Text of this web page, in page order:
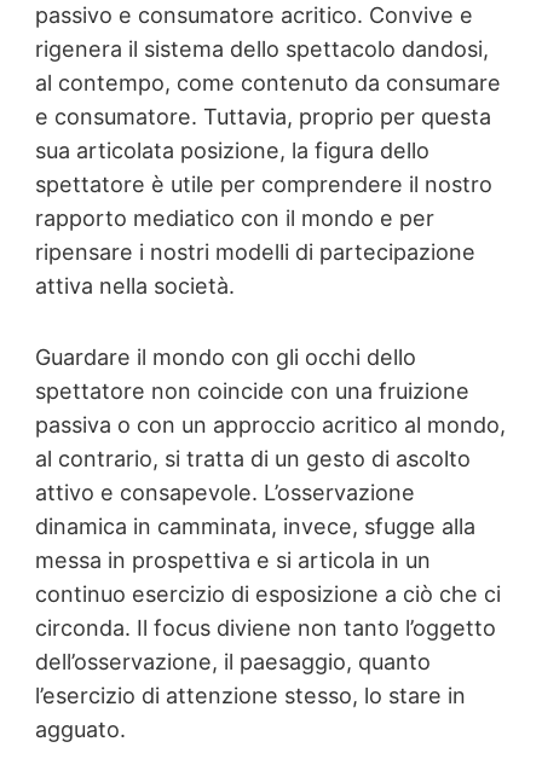
passivo e consumatore acritico. Convive e
rigenera il sistema dello spettacolo dandosi,
al contempo, come contenuto da consumare
e consumatore. Tuttavia, proprio per questa
sua articolata posizione, la figura dello
spettatore è utile per comprendere il nostro
rapporto mediatico con il mondo e per
ripensare i nostri modelli di partecipazione
attiva nella società.
Guardare il mondo con gli occhi dello
spettatore non coincide con una fruizione
passiva o con un approccio acritico al mondo,
al contrario, si tratta di un gesto di ascolto
attivo e consapevole. L’osservazione
dinamica in camminata, invece, sfugge alla
messa in prospettiva e si articola in un
continuo esercizio di esposizione a ciò che ci
circonda. Il focus diviene non tanto l’oggetto
dell’osservazione, il paesaggio, quanto
l’esercizio di attenzione stesso, lo stare in
agguato.